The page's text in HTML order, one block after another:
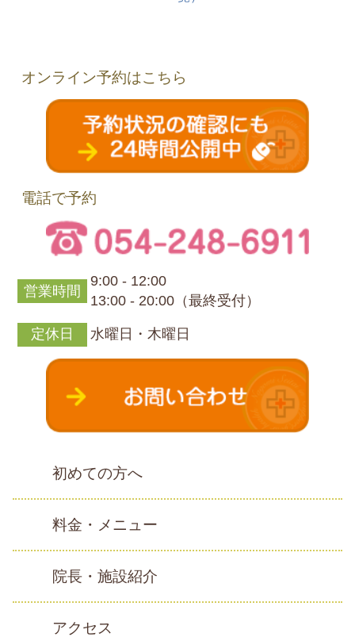
オンライン予約はこちら
電話で予約
営業時間
9:00 - 12:00
13:00 - 20:00（最終受付）
定休日 水曜日・木曜日
初めての方へ
料金・メニュー
院長・施設紹介
アクセス